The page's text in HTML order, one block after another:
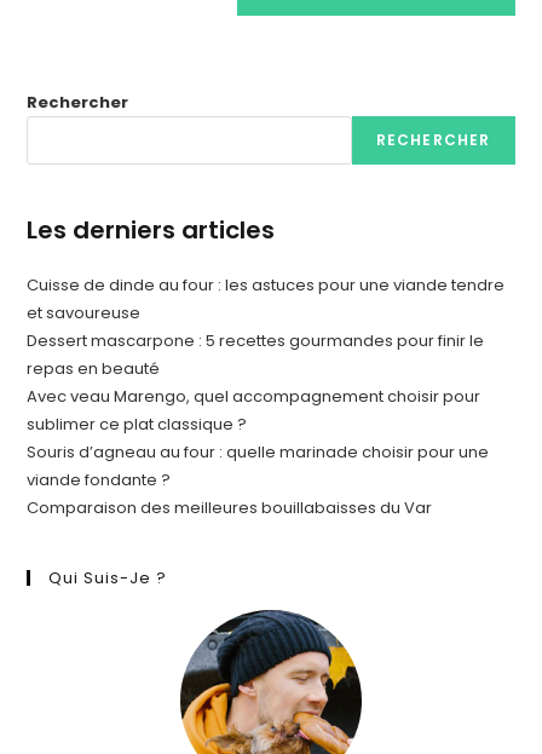
Rechercher
RECHERCHER
Les derniers articles
Cuisse de dinde au four : les astuces pour une viande tendre
et savoureuse
Dessert mascarpone : 5 recettes gourmandes pour finir le
repas en beauté
Avec veau Marengo, quel accompagnement choisir pour
sublimer ce plat classique ?
Souris d’agneau au four : quelle marinade choisir pour une
viande fondante ?
Comparaison des meilleures bouillabaisses du Var
Qui Suis-Je ?